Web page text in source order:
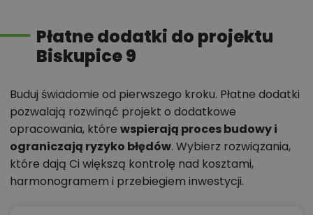
Płatne dodatki do projektu
Biskupice 9
Buduj świadomie od pierwszego kroku. Płatne dodatki
pozwalają rozwinąć projekt o dodatkowe
opracowania, które wspierają proces budowy i
ograniczają ryzyko błędów. Wybierz rozwiązania,
które dają Ci większą kontrolę nad kosztami,
harmonogramem i przebiegiem inwestycji.